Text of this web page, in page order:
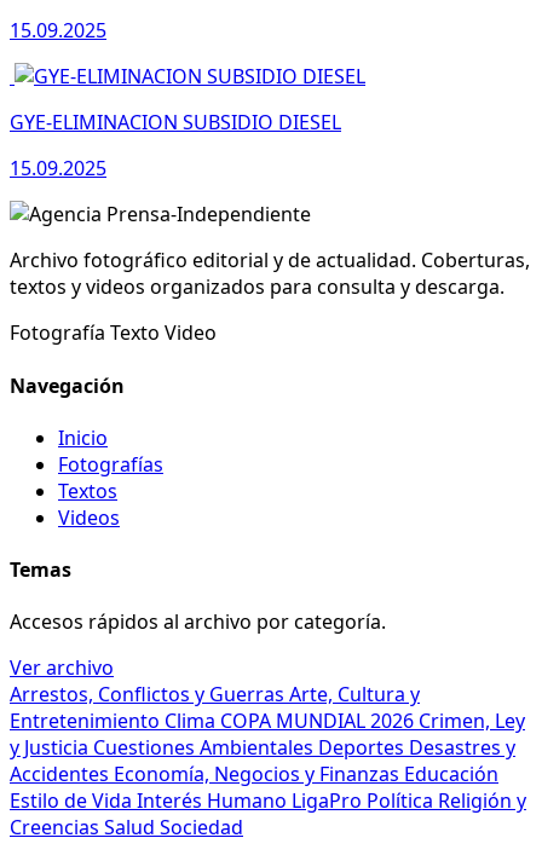
15.09.2025
GYE-ELIMINACION SUBSIDIO DIESEL
15.09.2025
Archivo fotográfico editorial y de actualidad. Coberturas,
textos y videos organizados para consulta y descarga.
Fotografía Texto Video
Navegación
Inicio
Fotografías
Textos
Videos
Temas
Accesos rápidos al archivo por categoría.
Ver archivo
Arrestos, Conflictos y Guerras Arte, Cultura y
Entretenimiento Clima COPA MUNDIAL 2026 Crimen, Ley
y Justicia Cuestiones Ambientales Deportes Desastres y
Accidentes Economía, Negocios y Finanzas Educación
Estilo de Vida Interés Humano LigaPro Política Religión y
Creencias Salud Sociedad